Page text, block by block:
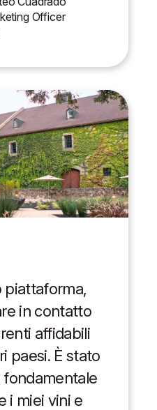
Officer
piattaforma,
in contatto
affidabili
paesi. È stato
i miei vini e